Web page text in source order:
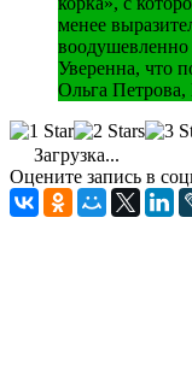
менее
воодушевленно
Уверенна, что
Ольга
Загрузка...
Оцените запись в